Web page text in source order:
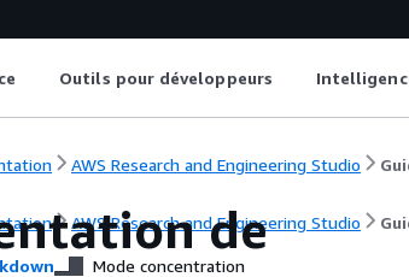
Outils pour développeurs
AWS Research and Engineering Studio
AWS Research and Engineering Studio
de
Mode concentration